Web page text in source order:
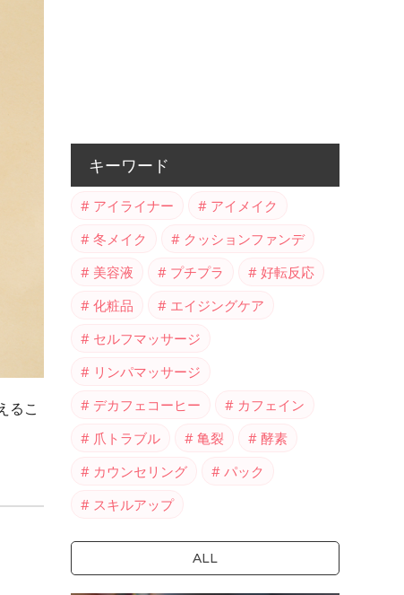
るこ
キーワード
アイライナー
アイメイク
冬メイク
クッションファンデ
美容液
プチプラ
好転反応
化粧品
エイジングケア
セルフマッサージ
リンパマッサージ
デカフェコーヒー
カフェイン
爪トラブル
亀裂
酵素
カウンセリング
パック
スキルアップ
ALL